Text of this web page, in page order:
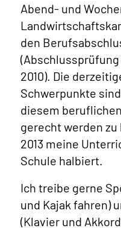
Abend- und
den
2010). Die
Schwerpunkte
diesem
gerecht werden
2013 meine
Schule halbiert.
Ich treibe gerne
und Kajak fahren)
(Klavier und